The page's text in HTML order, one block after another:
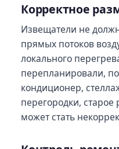
Корректное
Извещатели не
прямых потоков
локального
перепланировали,
кондиционер,
перегородки,
может стать